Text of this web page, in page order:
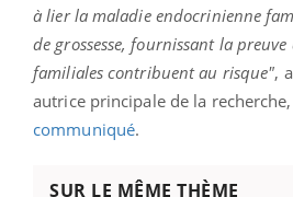
à lier la maladie endocrinienne
de grossesse, fournissant la
familiales contribuent au risque",
autrice principale de la
communiqué.
SUR LE MÊME THÈME